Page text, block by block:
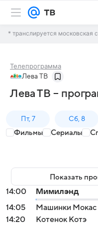
* транслируется московская
Телепрограмма
Лева ТВ
Лева ТВ –
Пт, 7 Сб, 8
Фильмы Сериалы
Показать
14:00
Мимилэнд
14:05
Машинки Мокас
14:20
Котенок Котэ